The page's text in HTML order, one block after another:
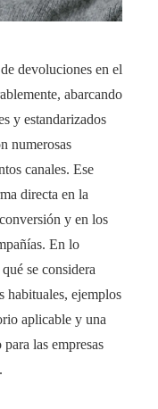
devoluciones en el
abarcando
y estandarizados
numerosas
canales. Ese
directa en la
y en los
En lo
se considera
habituales, ejemplos
aplicable y una
las empresas